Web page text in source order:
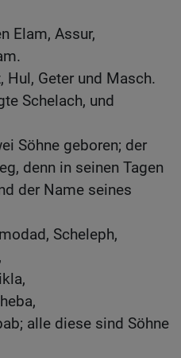
Elam, Assur,
Hul, Geter und Masch.
Schelach, und
Söhne geboren; der
denn in seinen Tagen
der Name seines
Scheleph,
alle diese sind Söhne